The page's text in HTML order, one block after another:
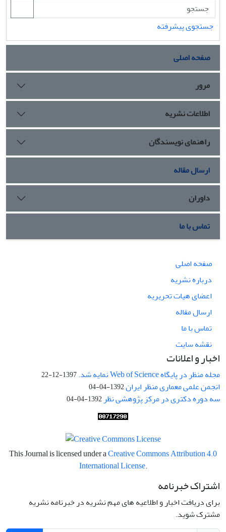
جستجوی پیشرفته
صفحه اصلی
مرور
اطلاعات نشریه
راهنمای نویسندگان
ارسال مقاله
داوران
تماس با ما
صفحه اصلی
درباره نشریه
اعضای هیات تحریریه
ارسال مقاله
تماس با ما
نقشه سایت
اخبار و اعلانات
مجله منظر در پایگاه Web of Science نمایه شد. 1397-12-22
انجمن علمی معماری منظر ایران1392-04-04
سه دوره دکتری در مرکز پژوهشی نظر 1392-04-04
This Journal is licensed under aCreative Commons Attribution 4.0
International License.
اشتراک خبرنامه
برای دریافت اخبار و اطلاعیه های مهم نشریه در خبرنامه نشریه
مشترک شوید.